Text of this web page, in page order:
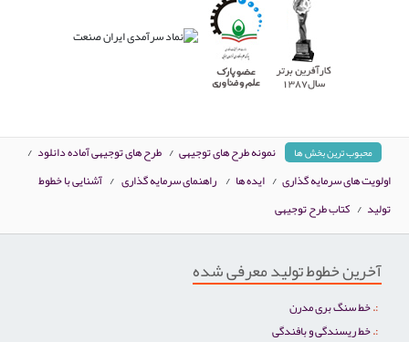
محبوب ترین بخش ها نمونه طرح های توجیهی / طرح های توجیهی آماده دانلود /
اولویت های سرمایه گذاری / ایده ها / راهنمای سرمایه گذاری / آشنایی با خطوط
تولید / کتاب طرح توجیهی
آخرین خطوط تولید معرفی شده
خط سنگ بری مدرن
خط ریسندگی و بافندگی